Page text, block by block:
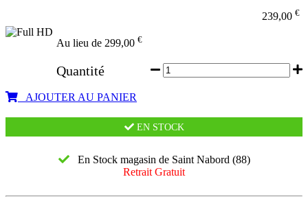
239,00 €
Au lieu de 299,00 €
Quantité
AJOUTER AU PANIER
EN STOCK
En Stock magasin de Saint Nabord (88)
Retrait Gratuit